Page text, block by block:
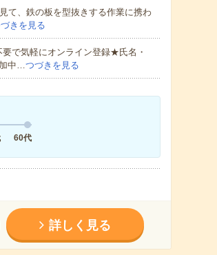
て、鉄の板を型抜きする作業に携わ
きを見る
で気軽にオンライン登録★氏名・
中…つづきを見る
60代
詳しく見る